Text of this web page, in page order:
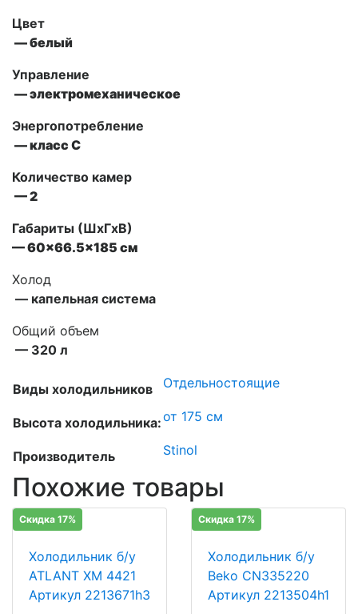
Цвет
— белый
Управление
— электромеханическое
Энергопотребление
— класс С
Количество камер
— 2
Габариты (ШxГxВ)
— 60×66.5×185 см
Холод
— капельная система
Общий объем
— 320 л
Виды холодильников Отдельностоящие
Высота холодильника:от 175 см
Производитель Stinol
Похожие товары
Скидка 17%
Холодильник б/у
ATLANT ХМ 4421
Артикул 2213671h3
Скидка 17%
Холодильник б/у
Beko CN335220
Артикул 2213504h1